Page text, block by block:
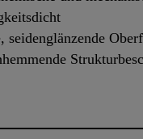
seidenglänzende